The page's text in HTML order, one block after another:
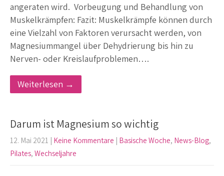
angeraten wird. Vorbeugung und Behandlung von
Muskelkrämpfen: Fazit: Muskelkrämpfe können durch
eine Vielzahl von Faktoren verursacht werden, von
Magnesiummangel über Dehydrierung bis hin zu
Nerven- oder Kreislaufproblemen….
Weiterlesen →
Darum ist Magnesium so wichtig
12. Mai 2021 | Keine Kommentare | Basische Woche, News-Blog,
Pilates, Wechseljahre